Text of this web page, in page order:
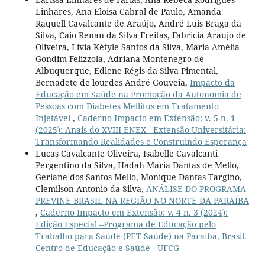
Linhares, Ana Eloisa Cabral de Paulo, Amanda
Raquell Cavalcante de Araújo, André Luis Braga da
Silva, Caio Renan da Silva Freitas, Fabricia Araujo de
Oliveira, Lívia Kétyle Santos da Silva, Maria Amélia
Gondim Felizzola, Adriana Montenegro de
Albuquerque, Edlene Régis da Silva Pimental,
Bernadete de lourdes André Gouveia, Impacto da
Educação em Saúde na Promoção da Autonomia de
Pessoas com Diabetes Mellitus em Tratamento
Injetável , Caderno Impacto em Extensão: v. 5 n. 1
(2025): Anais do XVIII ENEX - Extensão Universitária:
Transformando Realidades e Construindo Esperança
Lucas Cavalcante Oliveira, Isabelle Cavalcanti
Pergentino da Silva, Hadah Maria Dantas de Mello,
Gerlane dos Santos Mello, Monique Dantas Targino,
Clemilson Antonio da Silva, ANÁLISE DO PROGRAMA
PREVINE BRASIL NA REGIÃO NO NORTE DA PARAÍBA
, Caderno Impacto em Extensão: v. 4 n. 3 (2024):
Edição Especial –Programa de Educação pelo
Trabalho para Saúde (PET-Saúde) na Paraíba, Brasil.
Centro de Educação e Saúde - UFCG